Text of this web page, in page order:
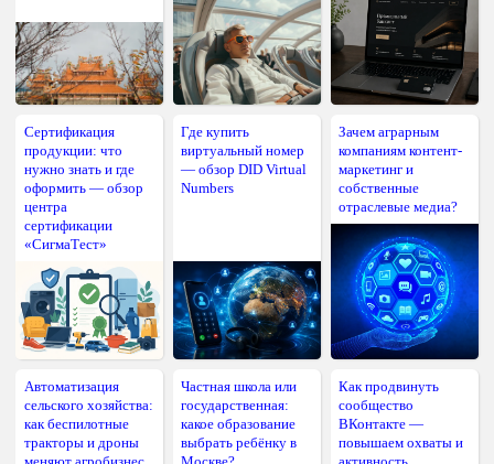
Сертификация
продукции: что
нужно знать и где
оформить — обзор
центра
сертификации
«СигмаТест»
Где купить
виртуальный номер
— обзор DID Virtual
Numbers
Зачем аграрным
компаниям контент-
маркетинг и
собственные
отраслевые медиа?
Автоматизация
сельского хозяйства:
как беспилотные
тракторы и дроны
Частная школа или
государственная:
какое образование
выбрать ребёнку в
Как продвинуть
сообщество
ВКонтакте —
повышаем охваты и